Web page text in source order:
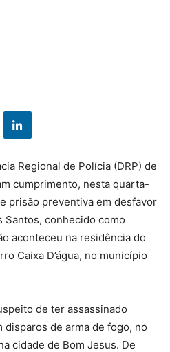
Regional de Polícia (DRP) de
cumprimento, nesta quarta-
prisão preventiva em desfavor
Santos, conhecido como
aconteceu na residência do
Caixa D’água, no município
de ter assassinado
disparos de arma de fogo, no
cidade de Bom Jesus. De